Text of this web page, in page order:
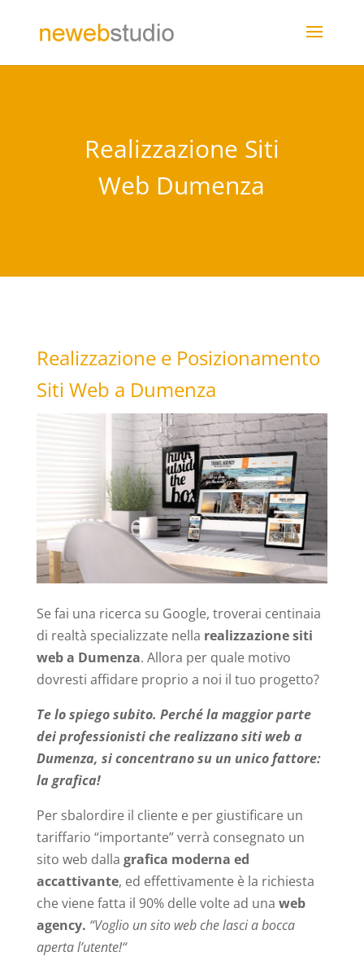
Realizzazione Siti
Web Dumenza
Realizzazione e Posizionamento
Siti Web a Dumenza
Se fai una ricerca su Google, troverai centinaia
di realtà specializzate nella realizzazione siti
web a Dumenza. Allora per quale motivo
dovresti affidare proprio a noi il tuo progetto?
Te lo spiego subito. Perché la maggior parte
dei professionisti che realizzano siti web a
Dumenza, si concentrano su un unico fattore:
la grafica!
Per sbalordire il cliente e per giustificare un
tariffario “importante” verrà consegnato un
sito web dalla grafica moderna ed
accattivante, ed effettivamente è la richiesta
che viene fatta il 90% delle volte ad una web
agency. “Voglio un sito web che lasci a bocca
aperta l’utente!“